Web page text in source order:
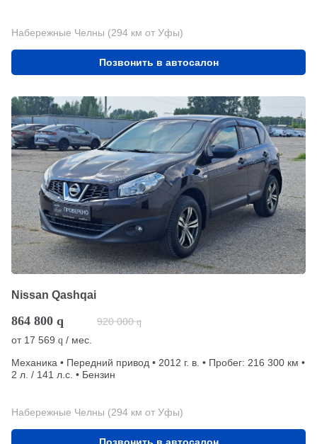
Набережные Челны (294 км от Уфы)
Позвонить в автосалон
Nissan Qashqai
864 800 q 920 000 q
от 17 569 q / мес.
Механика • Передний привод • 2012 г. в. • Пробег: 216 300 км •
2 л. / 141 л.с. • Бензин
Набережные Челны (294 км от Уфы)
Позвонить в автосалон